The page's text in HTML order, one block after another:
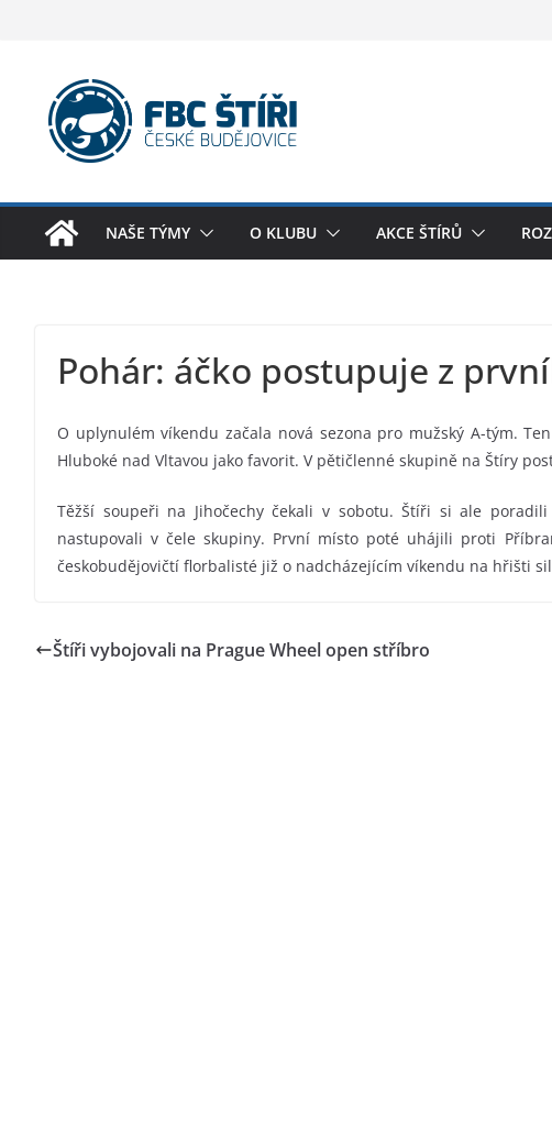
NAŠE TÝMY O KLUBU AKCE ŠTÍRŮ
Pohár: áčko postupuje z
O uplynulém víkendu začala nová sezona pro mužský A-tým.
Hluboké nad Vltavou jako favorit. V pětičlenné skupině na Štíry
Těžší soupeři na Jihočechy čekali v sobotu. Štíři si ale
nastupovali v čele skupiny. První místo poté uhájili proti
českobudějovičtí florbalisté již o nadcházejícím víkendu na hřišti
Štíři vybojovali na Prague Wheel open stříbro